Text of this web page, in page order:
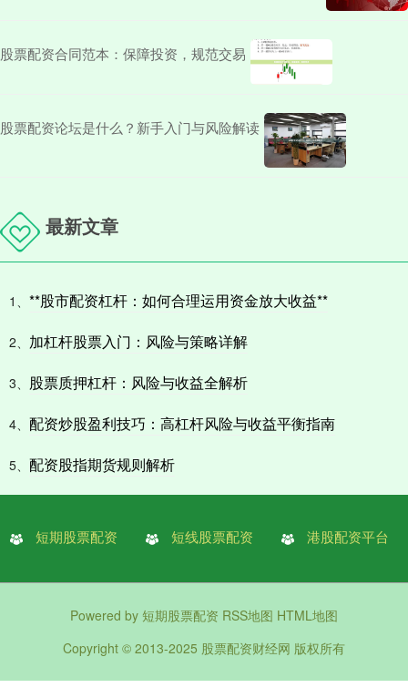
股票配资合同范本：保障投资，规范交易
股票配资论坛是什么？新手入门与风险解读
最新文章
1、 **股市配资杠杆：如何合理运用资金放大收益**
2、 加杠杆股票入门：风险与策略详解
3、 股票质押杠杆：风险与收益全解析
4、 配资炒股盈利技巧：高杠杆风险与收益平衡指南
5、 配资股指期货规则解析
短期股票配资 短线股票配资 港股配资平台
Powered by 短期股票配资 RSS地图 HTML地图
Copyright © 2013-2025 股票配资财经网 版权所有